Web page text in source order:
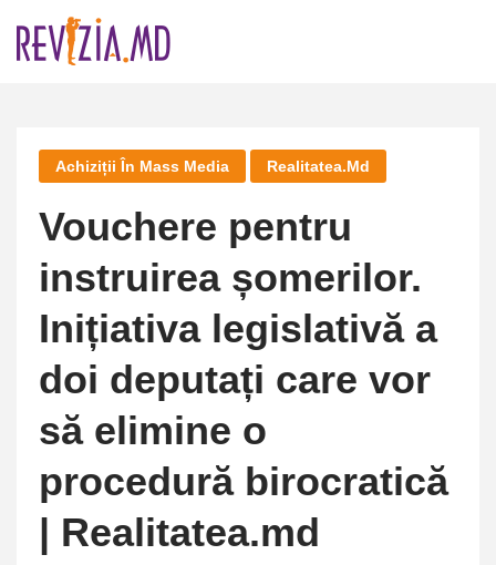
Achiziții În Mass Media Realitatea.md
Vouchere pentru
instruirea șomerilor.
Inițiativa legislativă a
doi deputați care vor
să elimine o
procedură birocratică
| Realitatea.md